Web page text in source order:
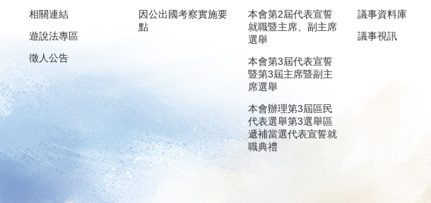
相關連結
遊說法專區
徵人公告
因公出國考察實施要
點
本會第2屆代表宣誓
就職暨主席、副主席
選舉
本會第3屆代表宣誓
暨第3屆主席暨副主
席選舉
本會辦理第3屆區民
代表選舉第3選舉區
遞補當選代表宣誓就
職典禮
議事資料庫
議事視訊